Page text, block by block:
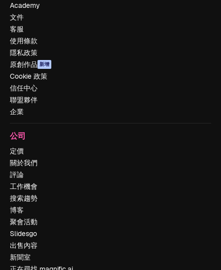
Academy
文件
客服
使用條款
隱私政策
原創作品 新增
Cookie 政策
信任中心
聯盟夥伴
企業
公司
定價
關於我們
評論
工作機會
搜索趨勢
博客
聚會活動
Slidesgo
出售內容
新聞室